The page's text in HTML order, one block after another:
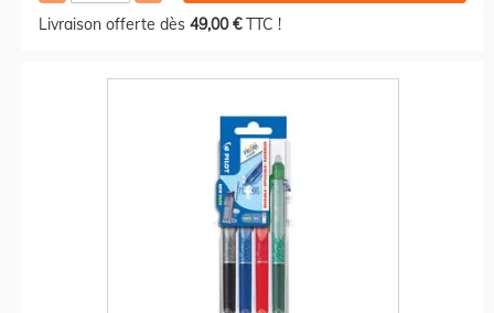
Livraison offerte dès 49,00 €TTC !